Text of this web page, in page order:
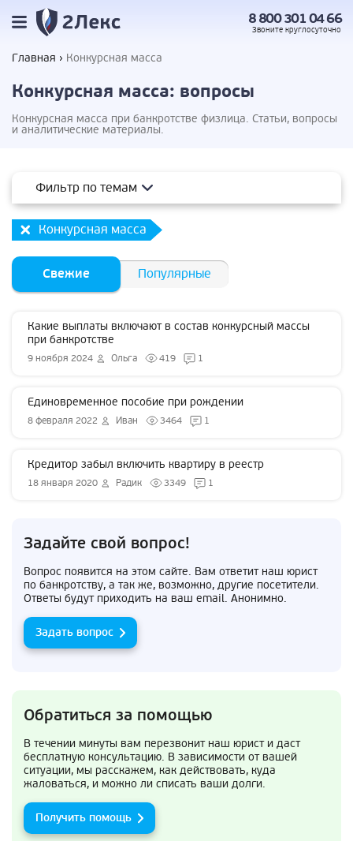
8 800 301 04 66
Звоните круглосуточно
Главная Конкурсная масса
Конкурсная масса: вопросы
Конкурсная масса при банкротстве физлица. Статьи, вопросы
и аналитические материалы.
Конкурсная масса
Свежие Популярные
Какие выплаты включают в состав конкурсный массы
при банкротстве
9 ноября 2024 Ольга 419 1
Единовременное пособие при рождении
8 февраля 2022 Иван 3464 1
Кредитор забыл включить квартиру в реестр
18 января 2020 Радик 3349 1
Задайте свой вопрос!
Вопрос появится на этом сайте. Вам ответит наш юрист
по банкротству, а так же, возможно, другие посетители.
Ответы будут приходить на ваш email. Анонимно.
Задать вопрос
Обратиться за помощью
В течении минуты вам перезвонит наш юрист и даст
бесплатную консультацию. В зависимости от вашей
ситуации, мы расскажем, как действовать, куда
жаловаться, и можно ли списать ваши долги.
Получить помощь
Фильтр по темам